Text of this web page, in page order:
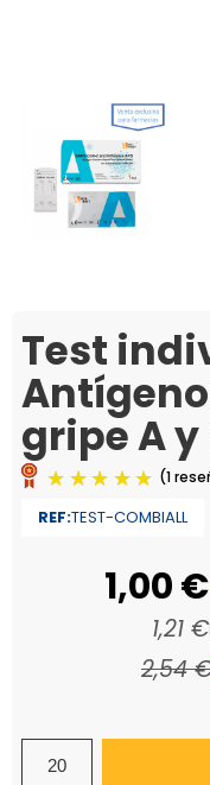
Test
gripe A y
(1
REF:TEST-COMBIALL
1,00 €
1,21 €
2,54